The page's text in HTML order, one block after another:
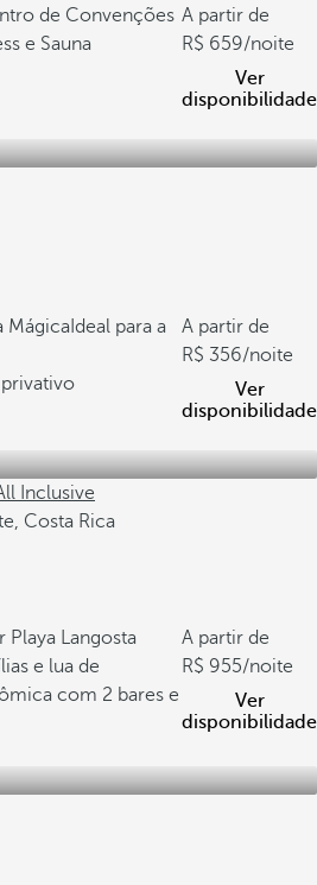
de Convenções
e Sauna
A partir de
659/noite
Ver
disponibilidade
Mágica Ideal para a
A partir de
356/noite
Ver
disponibilidade
Inclusive
Costa Rica
Playa Langosta
e lua de
com 2 bares e
A partir de
955/noite
Ver
disponibilidade